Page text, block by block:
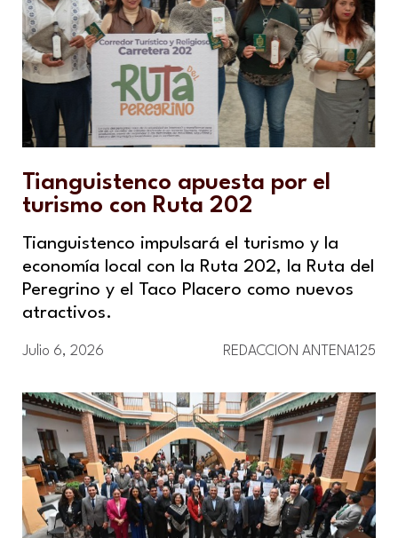
Tianguistenco apuesta por el
turismo con Ruta 202
Tianguistenco impulsará el turismo y la
economía local con la Ruta 202, la Ruta del
Peregrino y el Taco Placero como nuevos
atractivos.
Julio 6, 2026 REDACCION ANTENA125